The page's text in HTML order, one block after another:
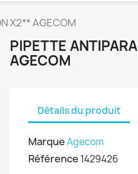
X2** AGECOM
PIPETTE
AGECOM
Détails du produit
MarqueAgecom
Référence 1429426